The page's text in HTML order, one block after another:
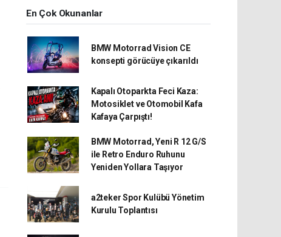
En Çok Okunanlar
BMW Motorrad Vision CE
konsepti görücüye çıkarıldı
Kapalı Otoparkta Feci Kaza:
Motosiklet ve Otomobil Kafa
Kafaya Çarpıştı!
BMW Motorrad, Yeni R 12 G/S
ile Retro Enduro Ruhunu
Yeniden Yollara Taşıyor
a2teker Spor Kulübü Yönetim
Kurulu Toplantısı